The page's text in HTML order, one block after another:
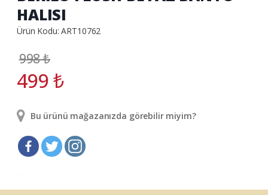
HALISI
Ürün Kodu: ART10762
998₺
499₺
Bu ürünü mağazanızda görebilir miyim?